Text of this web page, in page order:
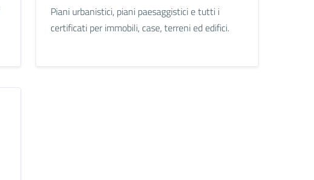
Piani urbanistici, piani paesaggistici e tutti i
certificati per immobili, case, terreni ed edifici.